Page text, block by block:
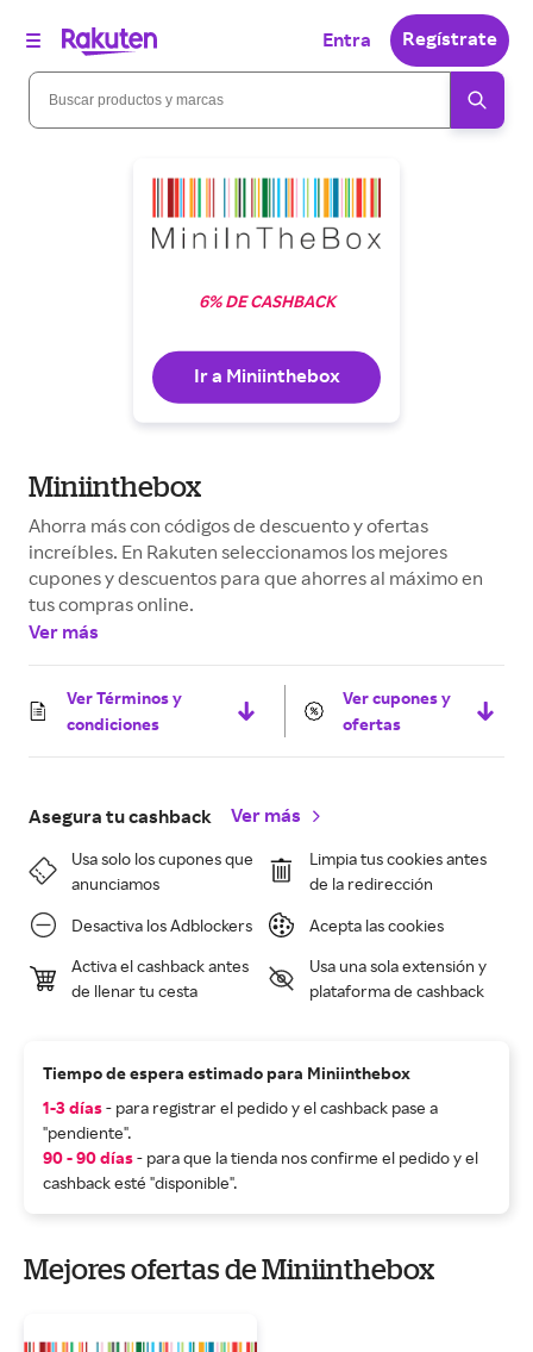
Entra Regístrate
6% DE CASHBACK
Ir a Miniinthebox
Miniinthebox
Ahorra más con códigos de descuento y ofertas
increíbles. En Rakuten seleccionamos los mejores
cupones y descuentos para que ahorres al máximo en
tus compras online.
Ver más
Ver Términos y
condiciones
Ver cupones y
ofertas
Asegura tu cashback Ver más
Usa solo los cupones que
anunciamos
Limpia tus cookies antes
de la redirección
Desactiva los Adblockers Acepta las cookies
Activa el cashback antes
de llenar tu cesta
Usa una sola extensión y
plataforma de cashback
Tiempo de espera estimado para Miniinthebox
1-3 días- para registrar el pedido y el cashback pase a
"pendiente".
90 - 90 días- para que la tienda nos confirme el pedido y el
cashback esté "disponible".
Mejores ofertas de Miniinthebox